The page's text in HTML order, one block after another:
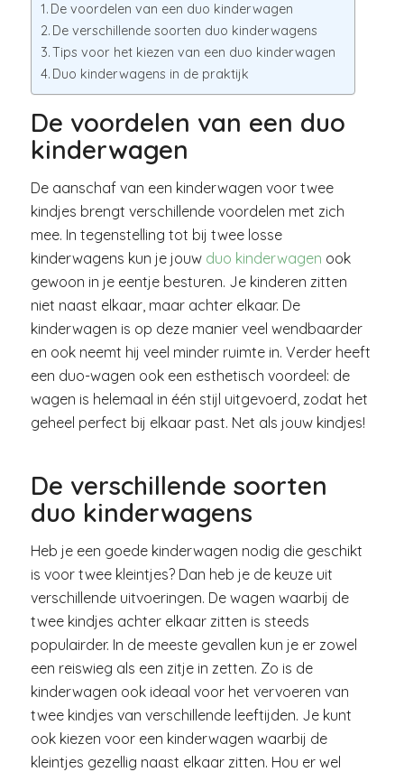
De voordelen van een duo kinderwagen
De verschillende soorten duo kinderwagens
Tips voor het kiezen van een duo kinderwagen
Duo kinderwagens in de praktijk
De voordelen van een duo
kinderwagen
De aanschaf van een kinderwagen voor twee
kindjes brengt verschillende voordelen met zich
mee. In tegenstelling tot bij twee losse
kinderwagens kun je jouw duo kinderwagen ook
gewoon in je eentje besturen. Je kinderen zitten
niet naast elkaar, maar achter elkaar. De
kinderwagen is op deze manier veel wendbaarder
en ook neemt hij veel minder ruimte in. Verder heeft
een duo-wagen ook een esthetisch voordeel: de
wagen is helemaal in één stijl uitgevoerd, zodat het
geheel perfect bij elkaar past. Net als jouw kindjes!
De verschillende soorten
duo kinderwagens
Heb je een goede kinderwagen nodig die geschikt
is voor twee kleintjes? Dan heb je de keuze uit
verschillende uitvoeringen. De wagen waarbij de
twee kindjes achter elkaar zitten is steeds
populairder. In de meeste gevallen kun je er zowel
een reiswieg als een zitje in zetten. Zo is de
kinderwagen ook ideaal voor het vervoeren van
twee kindjes van verschillende leeftijden. Je kunt
ook kiezen voor een kinderwagen waarbij de
kleintjes gezellig naast elkaar zitten. Hou er wel